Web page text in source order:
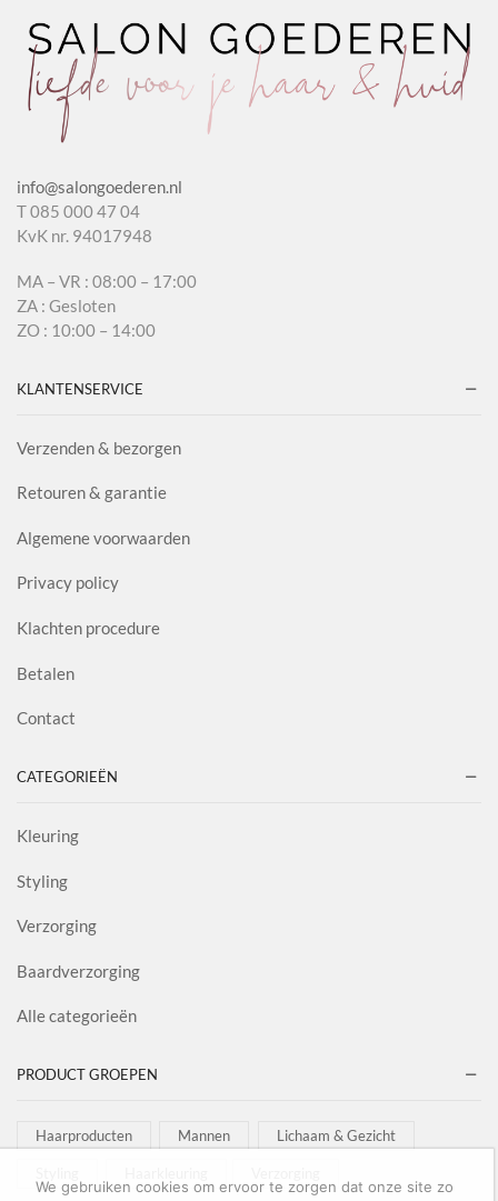
info@salongoederen.nl
T 085 000 47 04
KvK nr. 94017948
MA – VR : 08:00 – 17:00
ZA : Gesloten
ZO : 10:00 – 14:00
KLANTENSERVICE
Verzenden & bezorgen
Retouren & garantie
Algemene voorwaarden
Privacy policy
Klachten procedure
Betalen
Contact
CATEGORIEËN
Kleuring
Styling
Verzorging
Baardverzorging
Alle categorieën
PRODUCT GROEPEN
Haarproducten Mannen Lichaam & Gezicht
We gebruiken cookies om ervoor te zorgen dat onze site zo